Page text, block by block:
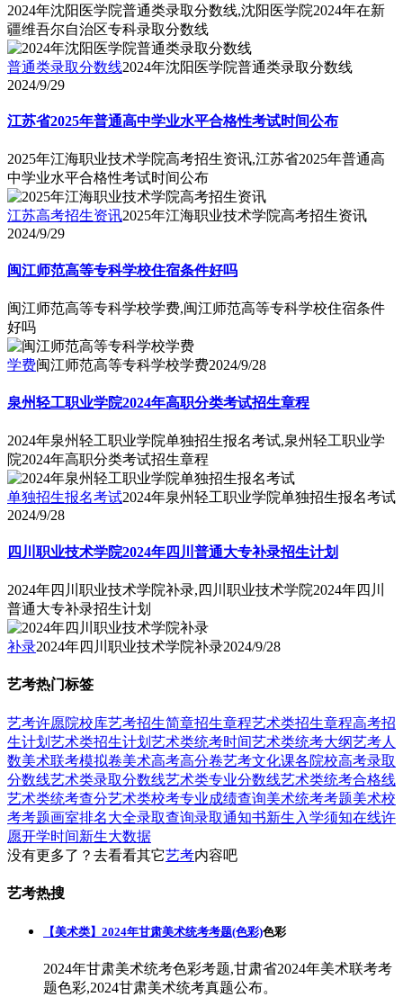
2024年沈阳医学院普通类录取分数线,沈阳医学院2024年在新
疆维吾尔自治区专科录取分数线
普通类录取分数线2024年沈阳医学院普通类录取分数线
2024/9/29
江苏省2025年普通高中学业水平合格性考试时间公布
2025年江海职业技术学院高考招生资讯,江苏省2025年普通高
中学业水平合格性考试时间公布
江苏高考招生资讯2025年江海职业技术学院高考招生资讯
2024/9/29
闽江师范高等专科学校住宿条件好吗
闽江师范高等专科学校学费,闽江师范高等专科学校住宿条件
好吗
学费闽江师范高等专科学校学费2024/9/28
泉州轻工职业学院2024年高职分类考试招生章程
2024年泉州轻工职业学院单独招生报名考试,泉州轻工职业学
院2024年高职分类考试招生章程
单独招生报名考试2024年泉州轻工职业学院单独招生报名考试
2024/9/28
四川职业技术学院2024年四川普通大专补录招生计划
2024年四川职业技术学院补录,四川职业技术学院2024年四川
普通大专补录招生计划
补录2024年四川职业技术学院补录2024/9/28
艺考热门标签
艺考许愿院校库艺考招生简章招生章程艺术类招生章程高考招
生计划 艺术类招生计划 艺术类统考时间艺术类统考大纲艺考人
数美术联考模拟卷美术高考高分卷艺考文化课各院校高考录取
分数线艺术类录取分数线艺术类专业分数线艺术类统考合格线
艺术类统考查分艺术类校考专业成绩查询美术统考考题美术校
考考题画室排名大全录取查询录取通知书新生入学须知在线许
愿开学时间新生大数据
没有更多了？去看看其它艺考内容吧
艺考热搜
【美术类】2024年甘肃美术统考考题(色彩)色彩
2024年甘肃美术统考色彩考题,甘肃省2024年美术联考考
题色彩,2024甘肃美术统考真题公布。